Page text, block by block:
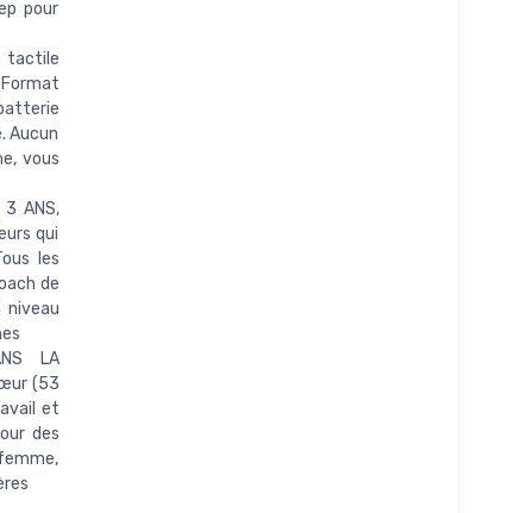
pour
tactile
Aucun
vous
3 ANS,
qui
les
de
LA
(53
et
des